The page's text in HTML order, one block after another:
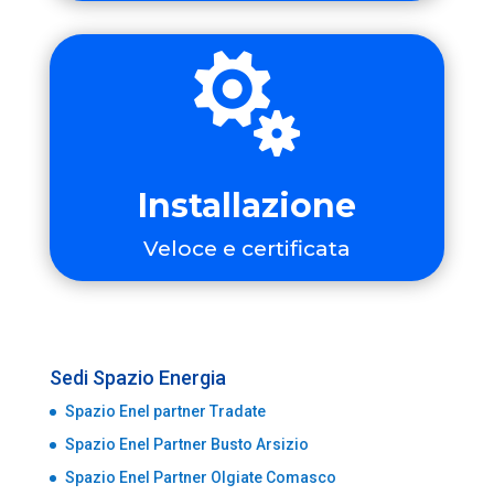

Installazione
Veloce e certificata
Sedi Spazio Energia
Spazio Enel partner Tradate
Spazio Enel Partner Busto Arsizio
Spazio Enel Partner Olgiate Comasco